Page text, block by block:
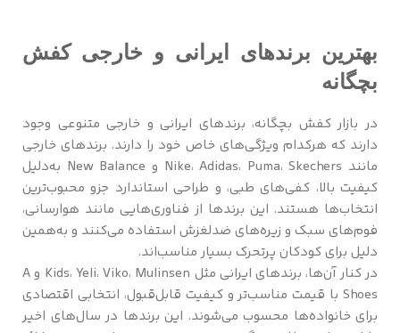
بهترین برندهای ایرانی و خارجی کفش
بچگانه
در بازار کفش بچگانه، برندهای ایرانی و خارجی متنوعی وجود
دارند که هرکدام ویژگی‌های خاص خود را دارند. برندهای خارجی
مانند Nike، Adidas، Puma، Skechers و New Balance به‌دلیل
کیفیت بالا، کفی‌های طبی، و طراحی استاندارد جزو محبوب‌ترین
انتخاب‌ها هستند. این برندها از فناوری‌هایی مانند هوارسانی،
فوم‌های سبک و زیره‌های ضدلغزش استفاده می‌کنند و به‌همین
دلیل برای کودکان پرتحرک بسیار مناسب‌اند.
در کنار آن‌ها، برندهای ایرانی مثل Kids، Yeli، Viko، Mulinsen و A
Shoes با قیمت مناسب‌تر و کیفیت قابل‌قبول، انتخابی اقتصادی‌
برای خانواده‌ها محسوب می‌شوند. این برندها در سال‌های اخیر